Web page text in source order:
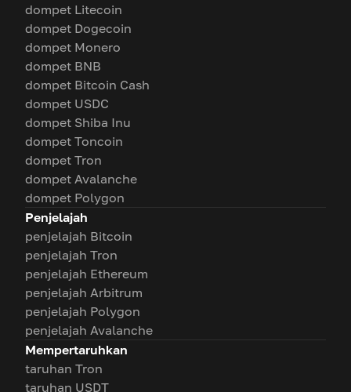
dompet Litecoin
dompet Dogecoin
dompet Monero
dompet BNB
dompet Bitcoin Cash
dompet USDC
dompet Shiba Inu
dompet Toncoin
dompet Tron
dompet Avalanche
dompet Polygon
Penjelajah
penjelajah Bitcoin
penjelajah Tron
penjelajah Ethereum
penjelajah Arbitrum
penjelajah Polygon
penjelajah Avalanche
Mempertaruhkan
taruhan Tron
taruhan USDT